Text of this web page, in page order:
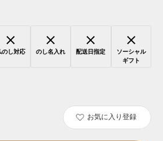
のし対応 のし名入れ 配送日指定
ソーシャル
ギフト
お気に入り登録